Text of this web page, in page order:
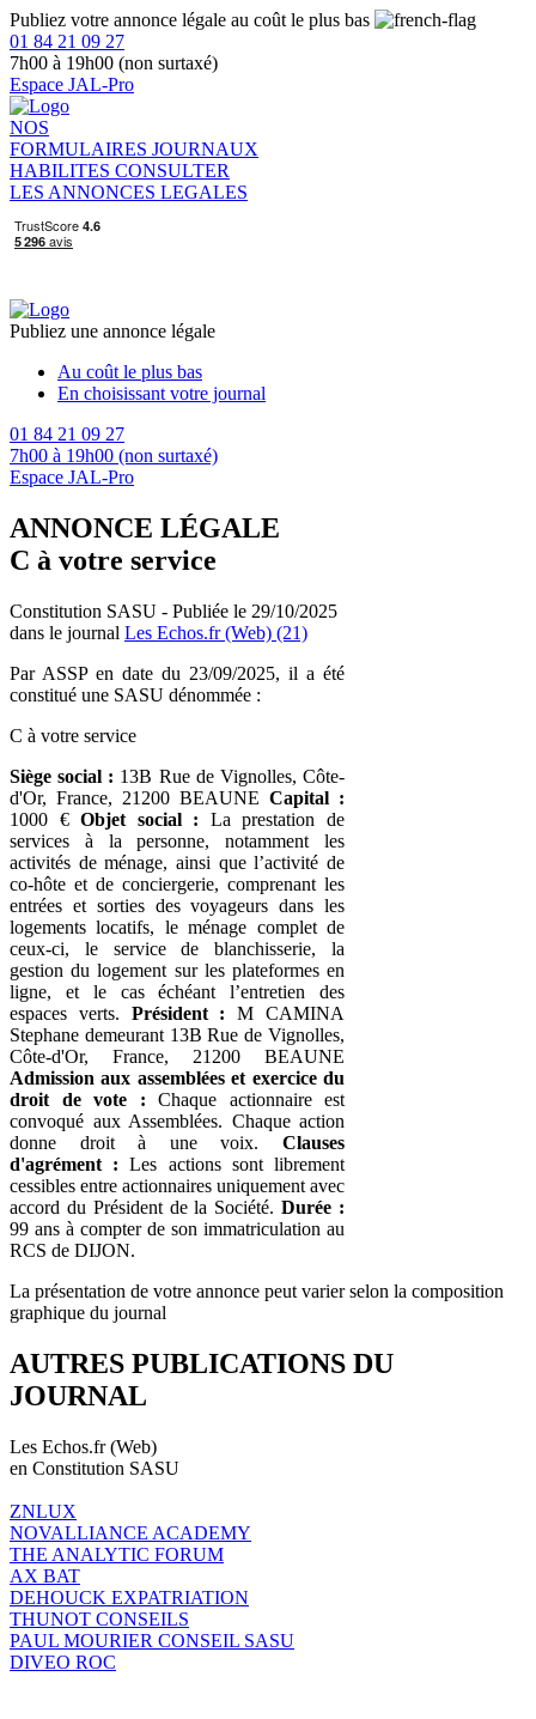
Publiez votre annonce légale au coût le plus bas
01 84 21 09 27
7h00 à 19h00 (non surtaxé)
Espace JAL-Pro
NOS
FORMULAIRES JOURNAUX
HABILITES CONSULTER
LES ANNONCES LEGALES
Publiez une annonce légale
Au coût le plus bas
En choisissant votre journal
01 84 21 09 27
7h00 à 19h00 (non surtaxé)
Espace JAL-Pro
ANNONCE LÉGALE
C à votre service
Constitution SASU - Publiée le 29/10/2025
dans le journal Les Echos.fr (Web) (21)
Par ASSP en date du 23/09/2025, il a été
constitué une SASU dénommée :
C à votre service
Siège social : 13B Rue de Vignolles, Côte-
d'Or, France, 21200 BEAUNE Capital :
1000 €Objet social : La prestation de
services à la personne, notamment les
activités de ménage, ainsi que l’activité de
co-hôte et de conciergerie, comprenant les
entrées et sorties des voyageurs dans les
logements locatifs, le ménage complet de
ceux-ci, le service de blanchisserie, la
gestion du logement sur les plateformes en
ligne, et le cas échéant l’entretien des
espaces verts. Président : M CAMINA
Stephane demeurant 13B Rue de Vignolles,
Côte-d'Or, France, 21200 BEAUNE
Admission aux assemblées et exercice du
droit de vote : Chaque actionnaire est
convoqué aux Assemblées. Chaque action
donne droit à une voix. Clauses
d'agrément : Les actions sont librement
cessibles entre actionnaires uniquement avec
accord du Président de la Société.Durée :
99 ans à compter de son immatriculation au
RCS de DIJON.
La présentation de votre annonce peut varier selon la composition
graphique du journal
AUTRES PUBLICATIONS DU
JOURNAL
Les Echos.fr (Web)
en Constitution SASU
ZNLUX
NOVALLIANCE ACADEMY
THE ANALYTIC FORUM
AX BAT
DEHOUCK EXPATRIATION
THUNOT CONSEILS
PAUL MOURIER CONSEIL SASU
DIVEO ROC